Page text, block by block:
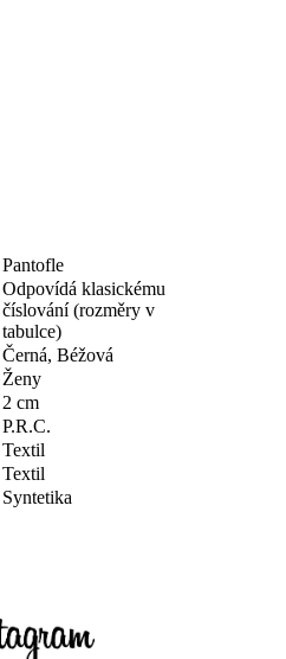
Pantofle
Odpovídá klasickému
číslování (rozměry v
tabulce)
Černá, Béžová
Ženy
2 cm
P.R.C.
Textil
Textil
Syntetika